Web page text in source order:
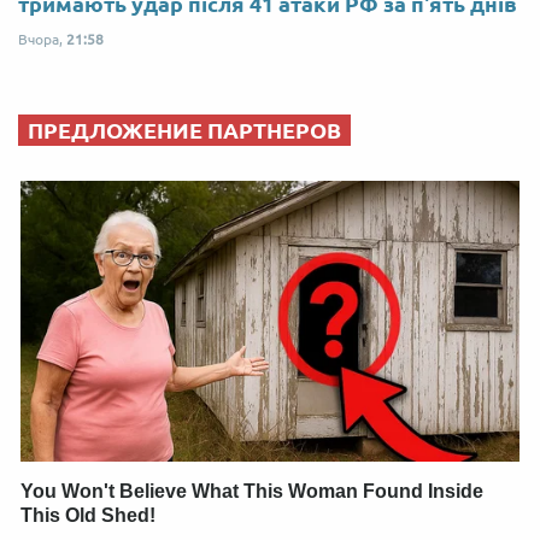
Вчора, 21:58
ПРЕДЛОЖЕНИЕ ПАРТНЕРОВ
You Won't Believe What This Woman Found Inside
This Old Shed!